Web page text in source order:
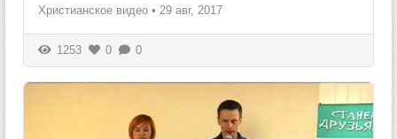
Христианское видео • 29 авг, 2017
1253 0 0